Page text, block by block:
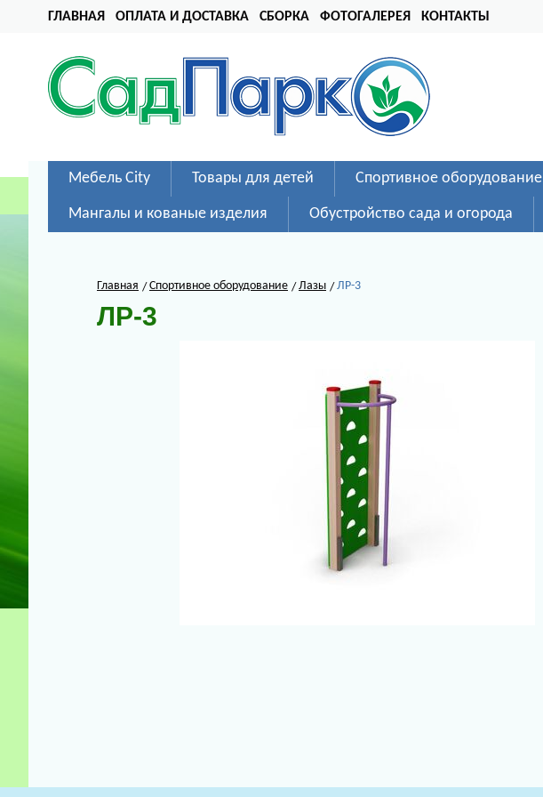
ГЛАВНАЯ ОПЛАТА И ДОСТАВКА СБОРКА ФОТОГАЛЕРЕЯ КОНТАКТЫ
Мебель City Товары для детей Спортивное оборудование
Мангалы и кованые изделия Обустройство сада и огорода
Главная Спортивное оборудование Лазы ЛР-3
ЛР-3